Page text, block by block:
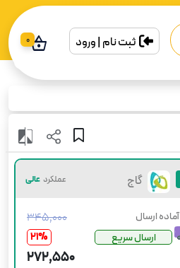
ثبت نام | ورود 0
گاج عملکرد عالی
آماده ارسال
ارسال سریع
۳۴۵٬۰۰۰
21%
۲۷۲٬۵۵۰